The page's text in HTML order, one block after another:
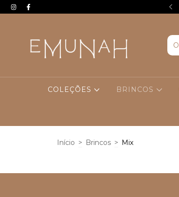
COMPRA. USE O CUPOM BEMVINDA
COLEÇÕES BRINCOS
Início > Brincos > Mix